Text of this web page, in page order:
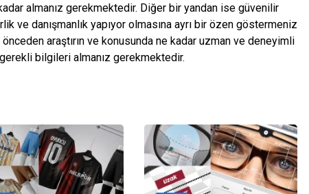
almanız gerekmektedir. Diğer bir yandan ise güvenilir
ve danışmanlık yapıyor olmasına ayrı bir özen göstermeniz
araştırın ve konusunda ne kadar uzman ve deneyimli
bilgileri almanız gerekmektedir.